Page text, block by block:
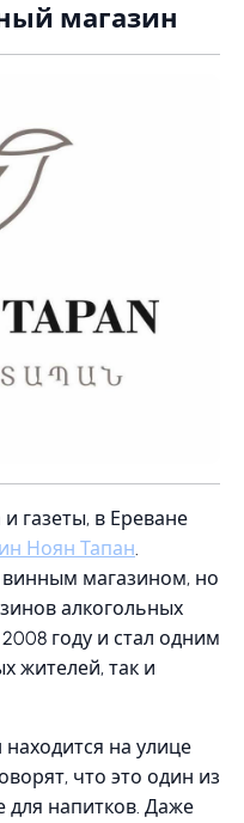
магазин
газеты, в Ереване
Ноян Тапан
магазином, но
алкогольных
году и стал одним
жителей, так и
на улице
что это один из
для напитков. Даже